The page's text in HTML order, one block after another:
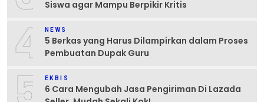
Siswa agar Mampu Berpikir Kritis
4 NEWS
5 Berkas yang Harus Dilampirkan dalam Proses
Pembuatan Dupak Guru
EKBIS
6 Cara Mengubah Jasa Pengiriman Di Lazada